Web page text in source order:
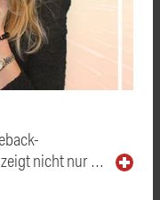
zeigt nicht nur …